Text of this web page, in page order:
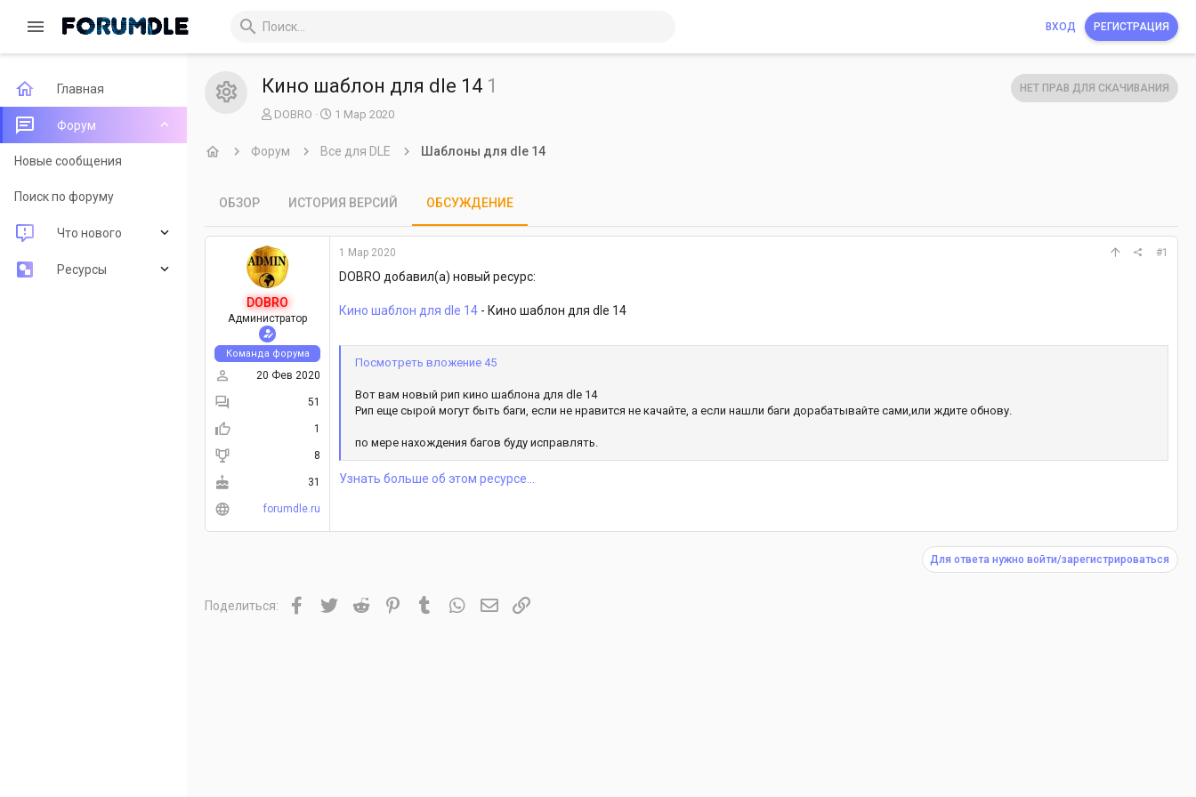
ВХОД РЕГИСТРАЦИЯ
Главная
Форум
Новые сообщения
Поиск по форуму
Что нового
Новые сообщения
Ресурсы
Иконка ресурса
Кино шаблон для dle 14 1 НЕТ ПРАВ ДЛЯ СКАЧИВАНИЯ
А
о
м
ы
DOBRO
Д
ч
а
л
1 Мар 2020
Форум Все для DLE Шаблоны для dle 14
ОБЗОР ИСТОРИЯ ВЕРСИЙ ОБСУЖДЕНИЕ
DOBRO
Администратор
Команда форума
20 Фев 2020
51
1
8
31
forumdle.ru
1 Мар 2020 #1
DOBRO добавил(а) новый ресурс:
Кино шаблон для dle 14 - Кино шаблон для dle 14
Посмотреть вложение 45
Вот вам новый рип кино шаблона для dle 14
Рип еще сырой могут быть баги, если не нравится не качайте, а если нашли баги дорабатывайте сами,или ждите обнову.
по мере нахождения багов буду исправлять.
Узнать больше об этом ресурсе...
Для ответа нужно войти/зарегистрироваться
Поделиться: Facebook
TwitterReddit PinterestTumblrWhatsAppЭлектронная почта
Ссылка